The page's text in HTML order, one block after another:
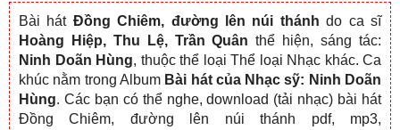
Bài hát Đồng Chiêm, đường lên núi thánh do ca sĩ
Hoàng Hiệp, Thu Lệ, Trần Quân thể hiện, sáng tác:
Ninh Doãn Hùng, thuộc thể loại Thể loại Nhạc khác. Ca
khúc nằm trong Album Bài hát của Nhạc sỹ: Ninh Doãn
Hùng. Các bạn có thể nghe, download (tải nhạc) bài hát
Đồng Chiêm, đường lên núi thánh pdf, mp3,